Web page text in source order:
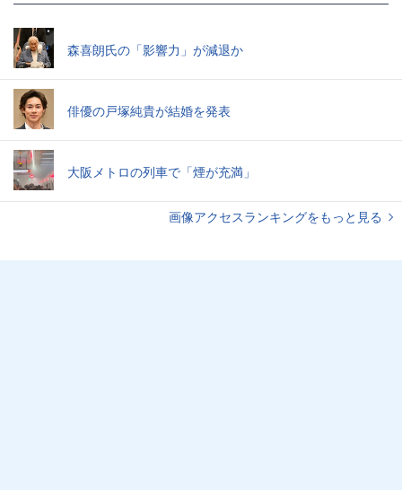
森喜朗氏の「影響力」が減退か
俳優の戸塚純貴が結婚を発表
大阪メトロの列車で「煙が充満」
画像アクセスランキングをもっと見る